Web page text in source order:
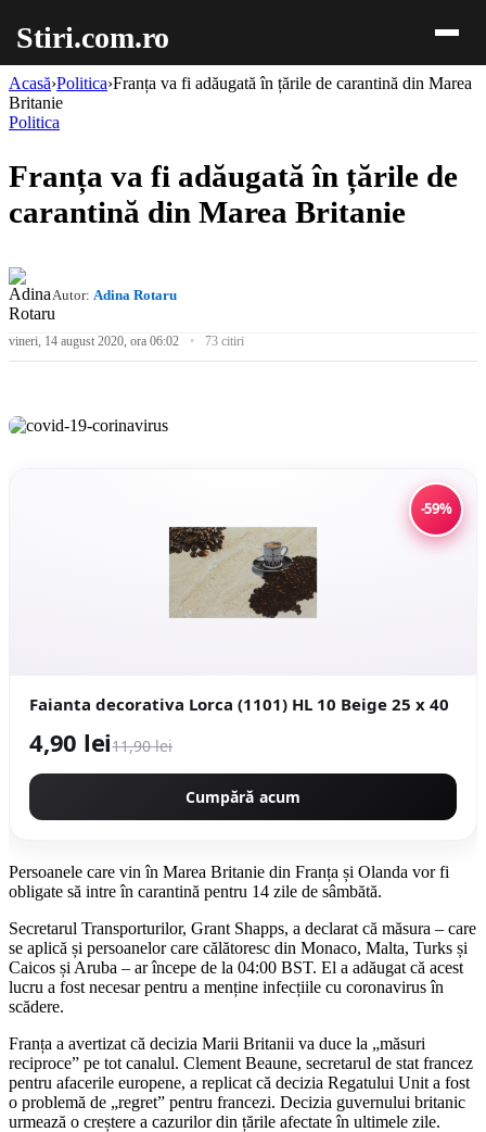
Stiri.com.ro
Acasă›Politica›Franța va fi adăugată în țările de carantină din Marea
Britanie
Politica
Franța va fi adăugată în țările de
carantină din Marea Britanie
Autor: Adina Rotaru
vineri, 14 august 2020, ora 06:02 73 citiri
-59%
Faianta decorativa Lorca (1101) HL 10 Beige 25 x 40
4,90 lei11,90 lei
Cumpără acum
Persoanele care vin în Marea Britanie din Franța și Olanda vor fi
obligate să intre în carantină pentru 14 zile de sâmbătă.
Secretarul Transporturilor, Grant Shapps, a declarat că măsura – care
se aplică și persoanelor care călătoresc din Monaco, Malta, Turks și
Caicos și Aruba – ar începe de la 04:00 BST. El a adăugat că acest
lucru a fost necesar pentru a menține infecțiile cu coronavirus în
scădere.
Franța a avertizat că decizia Marii Britanii va duce la „măsuri
reciproce” pe tot canalul. Clement Beaune, secretarul de stat francez
pentru afacerile europene, a replicat că decizia Regatului Unit a fost
o problemă de „regret” pentru francezi. Decizia guvernului britanic
urmează o creștere a cazurilor din țările afectate în ultimele zile.